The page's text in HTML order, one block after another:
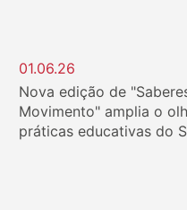
01.06.26
Nova edição de
Movimento" amplia o
práticas educativas do